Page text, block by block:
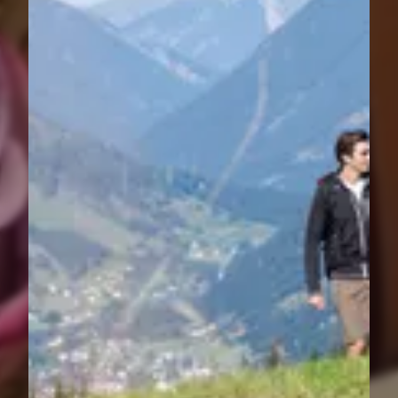
----
Paket „Geburtstag“
Überraschen Sie Ihre/n Liebste/n